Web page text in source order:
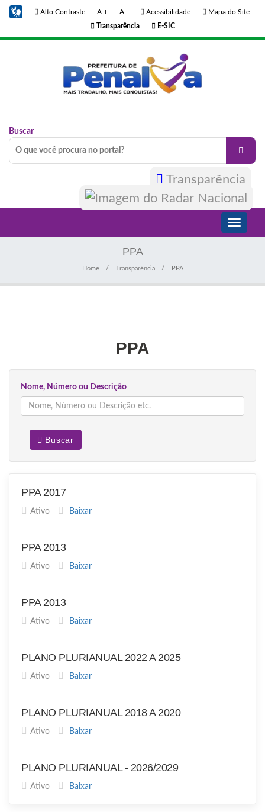
Alto Contraste A + A - Acessibilidade
Mapa do Site
Transparência
E-SIC
Buscar
Transparência
Toggle
PPA
Home Transparência PPA
PPA
Nome, Número ou Descrição
Buscar
PPA 2017
Ativo Baixar
PPA 2013
Ativo Baixar
PPA 2013
Ativo Baixar
PLANO PLURIANUAL 2022 A 2025
Ativo Baixar
PLANO PLURIANUAL 2018 A 2020
Ativo Baixar
PLANO PLURIANUAL - 2026/2029
Ativo Baixar